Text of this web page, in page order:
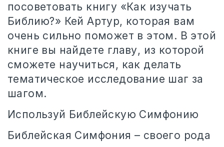
посоветовать книгу «Как изучать
Библию?» Кей Артур, которая вам
очень сильно поможет в этом. В этой
книге вы найдете главу, из которой
сможете научиться, как делать
тематическое исследование шаг за
шагом.
Используй Библейскую Симфонию
Библейская Симфония – своего рода